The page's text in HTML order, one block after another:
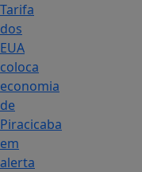
Tarifa
dos
EUA
coloca
economia
de
Piracicaba
em
alerta